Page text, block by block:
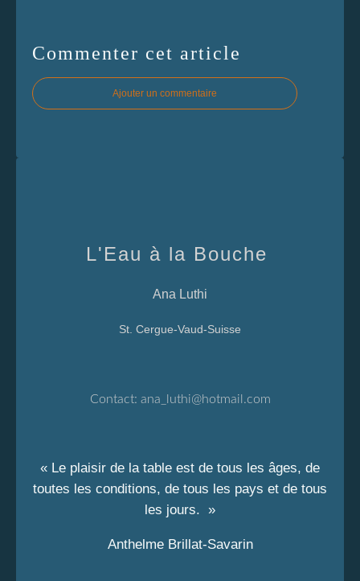
Commenter cet article
Ajouter un commentaire
L'Eau à la Bouche
Ana Luthi
St. Cergue-Vaud-Suisse
Contact: ana_luthi@hotmail.com
« Le plaisir de la table est de tous les âges, de
toutes les conditions, de tous les pays et de tous
les jours. »
Anthelme Brillat-Savarin